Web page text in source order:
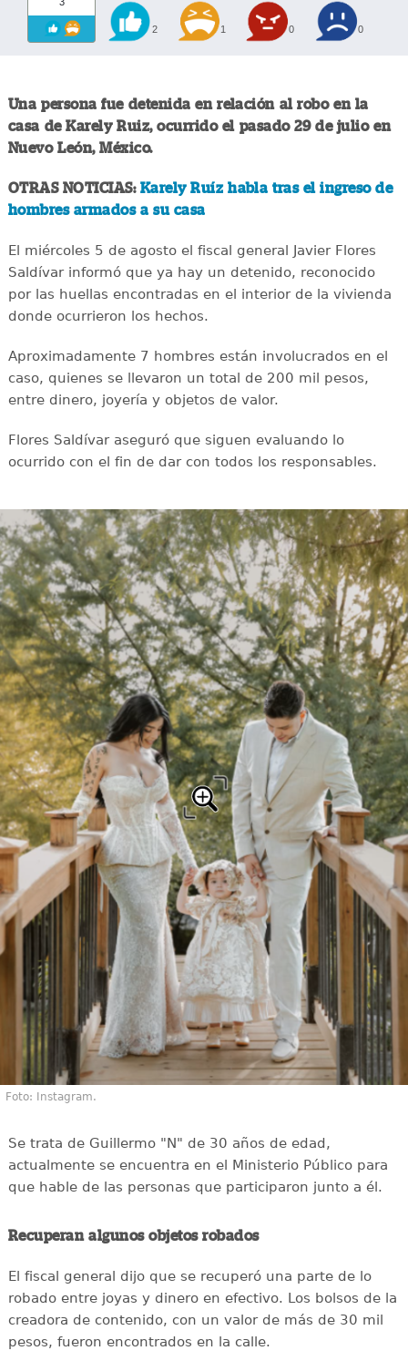
2 1 0 0
Una persona fue detenida en relación al robo en la
casa de Karely Ruiz, ocurrido el pasado 29 de julio en
Nuevo León, México.
OTRAS NOTICIAS: Karely Ruíz habla tras el ingreso de
hombres armados a su casa
El miércoles 5 de agosto el fiscal general Javier Flores
Saldívar informó que ya hay un detenido, reconocido
por las huellas encontradas en el interior de la vivienda
donde ocurrieron los hechos.
Aproximadamente 7 hombres están involucrados en el
caso, quienes se llevaron un total de 200 mil pesos,
entre dinero, joyería y objetos de valor.
Flores Saldívar aseguró que siguen evaluando lo
ocurrido con el fin de dar con todos los responsables.
Foto: Instagram.
Se trata de Guillermo "N" de 30 años de edad,
actualmente se encuentra en el Ministerio Público para
que hable de las personas que participaron junto a él.
Recuperan algunos objetos robados
El fiscal general dijo que se recuperó una parte de lo
robado entre joyas y dinero en efectivo. Los bolsos de la
creadora de contenido, con un valor de más de 30 mil
pesos, fueron encontrados en la calle.